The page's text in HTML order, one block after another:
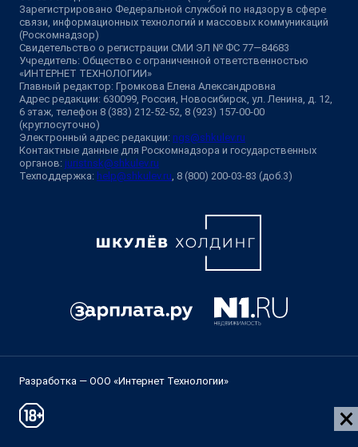
Зарегистрировано Федеральной службой по надзору в сфере
связи, информационных технологий и массовых коммуникаций
(Роскомнадзор)
Свидетельство о регистрации СМИ ЭЛ № ФС 77—84683
Учредитель: Общество с ограниченной ответственностью
«ИНТЕРНЕТ ТЕХНОЛОГИИ»
Главный редактор: Громкова Елена Александровна
Адрес редакции: 630099, Россия, Новосибирск, ул. Ленина, д. 12,
6 этаж, телефон 8 (383) 212-52-52, 8 (923) 157-00-00
(круглосуточно)
Электронный адрес редакции: ngs@shkulev.ru
Контактные данные для Роскомнадзора и государственных
органов: juristnsk@shkulev.ru
Техподдержка: help@shkulev.ru , 8 (800) 200-03-83 (доб.3)
Разработка — ООО «Интернет Технологии»